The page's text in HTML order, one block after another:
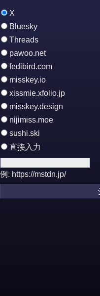
X
Bluesky
Threads
pawoo.net
fedibird.com
misskey.io
xissmie.xfolio.jp
misskey.design
nijimiss.moe
sushi.ski
直接入力
例: https://mstdn.jp/